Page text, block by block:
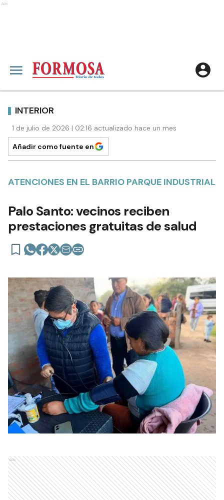
Ads
INTERIOR
1 de julio de 2026 | 02:16 actualizado hace un mes
Añadir como fuente en
ATENCIONES EN EL BARRIO PARQUE INDUSTRIAL
Palo Santo: vecinos reciben
prestaciones gratuitas de salud
Ads